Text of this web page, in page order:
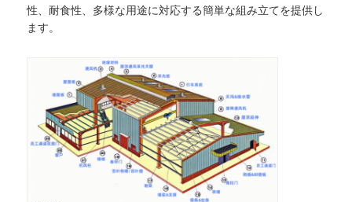
VRショー
私たちについて
工場 ツアー
性、耐食性、多様な用途に対応する簡単な組み立てを提供し
ます。